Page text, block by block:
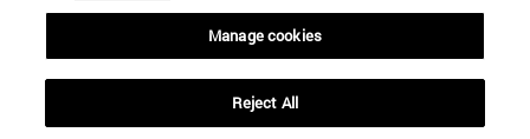
Manage cookies
Reject All